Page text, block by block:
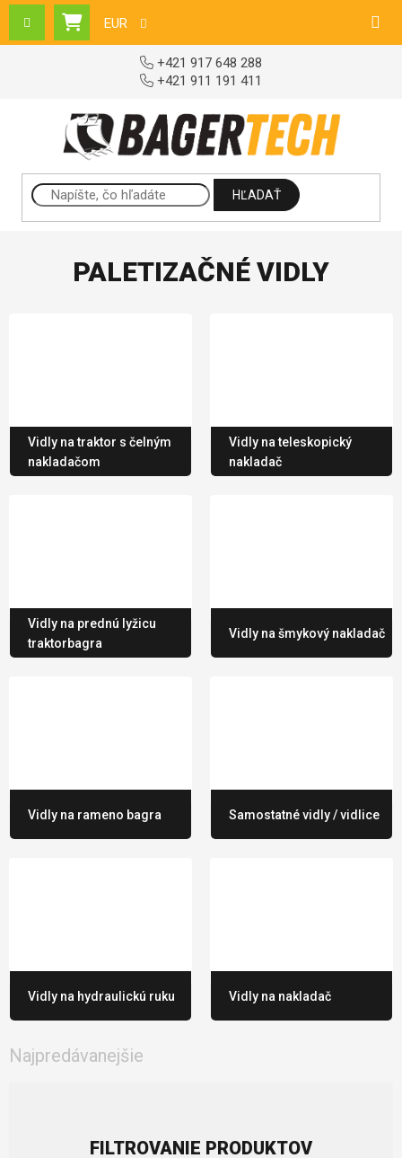
Prejsť na obsah
NÁKUPNÝ KOŠÍK
EUR
+421 917 648 288
+421 911 191 411
HĽADAŤ
PALETIZAČNÉ VIDLY
Vidly na traktor s čelným
nakladačom
Vidly na teleskopický
nakladač
Vidly na prednú lyžicu
traktorbagra
Vidly na šmykový nakladač
Vidly na rameno bagra Samostatné vidly / vidlice
Vidly na hydraulickú ruku Vidly na nakladač
Najpredávanejšie